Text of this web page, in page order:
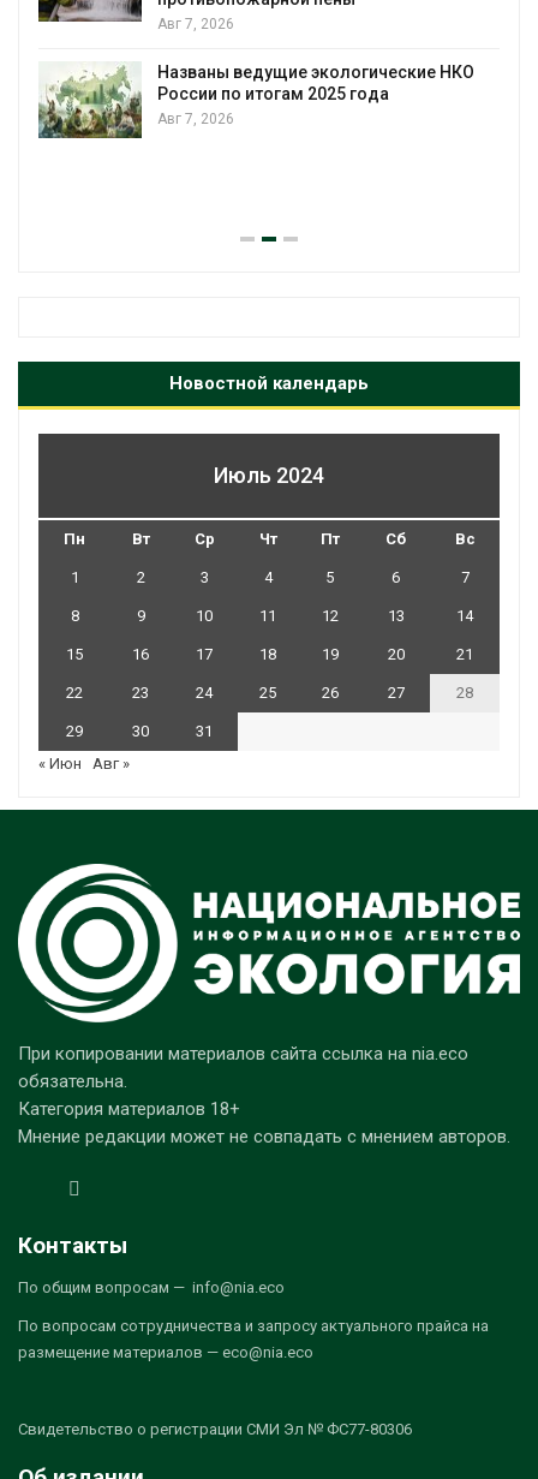
Авг 7, 2026
Названы ведущие экологические НКО
России по итогам 2025 года
Авг 7, 2026
Новостной календарь
Июль 2024
Пн Вт Ср Чт Пт Сб Вс
1 2 3 4 5 6 7
8 9 10 11 12 13 14
15 16 17 18 19 20 21
22 23 24 25 26 27 28
29 30
31
« Июн
Авг »
При копировании материалов сайта ссылка на nia.eco
обязательна.
Категория материалов 18+
Мнение редакции может не совпадать с мнением авторов.
Контакты
По общим вопросам — info@nia.eco
По вопросам сотрудничества и запросу актуального прайса на
размещение материалов — eco@nia.eco
Свидетельство о регистрации СМИ Эл № ФС77-80306